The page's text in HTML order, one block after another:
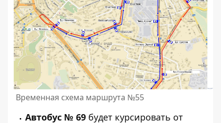
Временная схема маршрута №55
Автобус № 69 будет курсировать от